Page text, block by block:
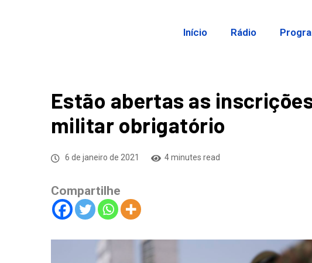
Início Rádio
Estão abertas as
militar obrigatório
6 de janeiro de 2021 4 minutes read
Compartilhe